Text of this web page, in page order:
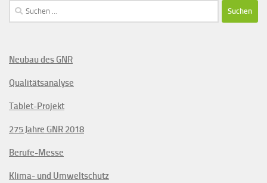
Suchen
nach:
Neubau des GNR
Qualitätsanalyse
Tablet-Projekt
275 Jahre GNR 2018
Berufe-Messe
Klima- und Umweltschutz